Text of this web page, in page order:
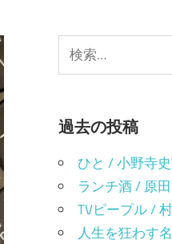
索:
過去の投稿
ひと / 小野寺
ランチ酒 / 原
TVピープル /
人生を狂わす